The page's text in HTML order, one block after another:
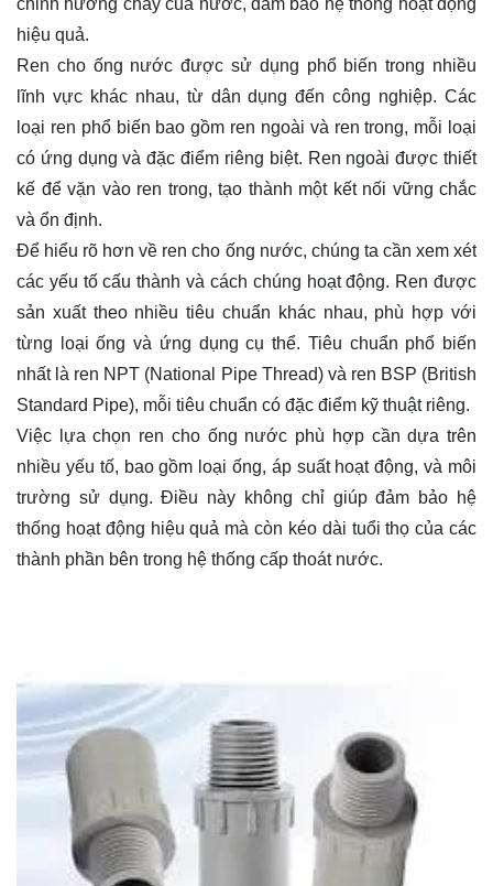
chỉnh hướng chảy của nước, đảm bảo hệ thống hoạt động
hiệu quả.
Ren cho ống nước được sử dụng phổ biến trong nhiều
lĩnh vực khác nhau, từ dân dụng đến công nghiệp. Các
loại ren phổ biến bao gồm ren ngoài và ren trong, mỗi loại
có ứng dụng và đặc điểm riêng biệt. Ren ngoài được thiết
kế để vặn vào ren trong, tạo thành một kết nối vững chắc
và ổn định.
Để hiểu rõ hơn về ren cho ống nước, chúng ta cần xem xét
các yếu tố cấu thành và cách chúng hoạt động. Ren được
sản xuất theo nhiều tiêu chuẩn khác nhau, phù hợp với
từng loại ống và ứng dụng cụ thể. Tiêu chuẩn phổ biến
nhất là ren NPT (National Pipe Thread) và ren BSP (British
Standard Pipe), mỗi tiêu chuẩn có đặc điểm kỹ thuật riêng.
Việc lựa chọn ren cho ống nước phù hợp cần dựa trên
nhiều yếu tố, bao gồm loại ống, áp suất hoạt động, và môi
trường sử dụng. Điều này không chỉ giúp đảm bảo hệ
thống hoạt động hiệu quả mà còn kéo dài tuổi thọ của các
thành phần bên trong hệ thống cấp thoát nước.